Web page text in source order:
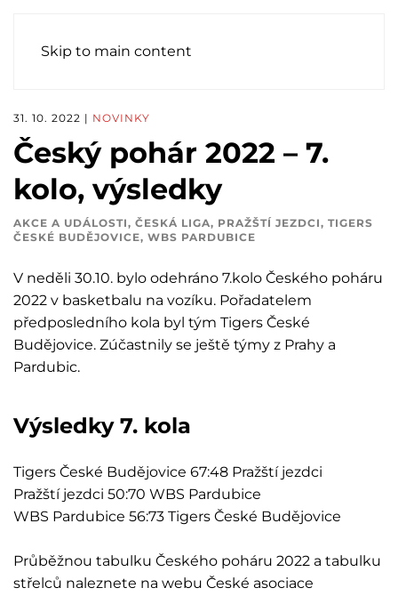
Skip to main content
31. 10. 2022 | NOVINKY
Český pohár 2022 – 7.
kolo, výsledky
AKCE A UDÁLOSTI, ČESKÁ LIGA, PRAŽŠTÍ JEZDCI, TIGERS
ČESKÉ BUDĚJOVICE, WBS PARDUBICE
V neděli 30.10. bylo odehráno 7.kolo Českého poháru
2022 v basketbalu na vozíku. Pořadatelem
předposledního kola byl tým Tigers České
Budějovice. Zúčastnily se ještě týmy z Prahy a
Pardubic.
Výsledky 7. kola
Tigers České Budějovice 67:48 Pražští jezdci
Pražští jezdci 50:70 WBS Pardubice
WBS Pardubice 56:73 Tigers České Budějovice
Průběžnou tabulku Českého poháru 2022 a tabulku
střelců naleznete na webu České asociace